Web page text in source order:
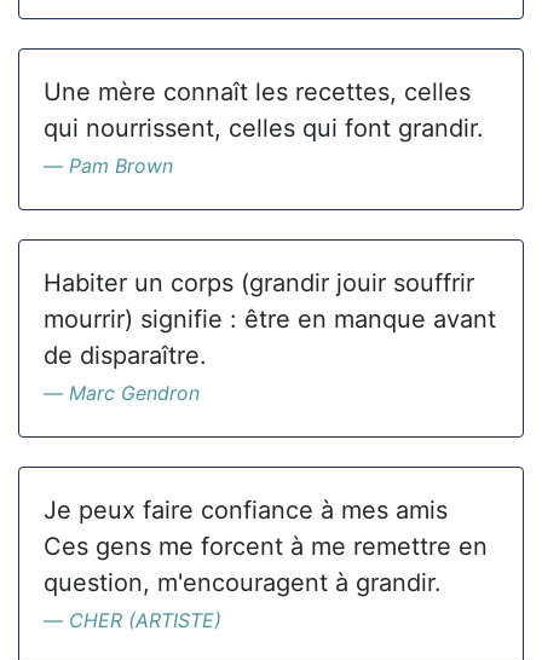
Une mère connaît les recettes, celles
qui nourrissent, celles qui font grandir.
Pam Brown
Habiter un corps (grandir jouir souffrir
mourrir) signifie : être en manque avant
de disparaître.
Marc Gendron
Je peux faire confiance à mes amis
Ces gens me forcent à me remettre en
question, m'encouragent à grandir.
CHER (ARTISTE)